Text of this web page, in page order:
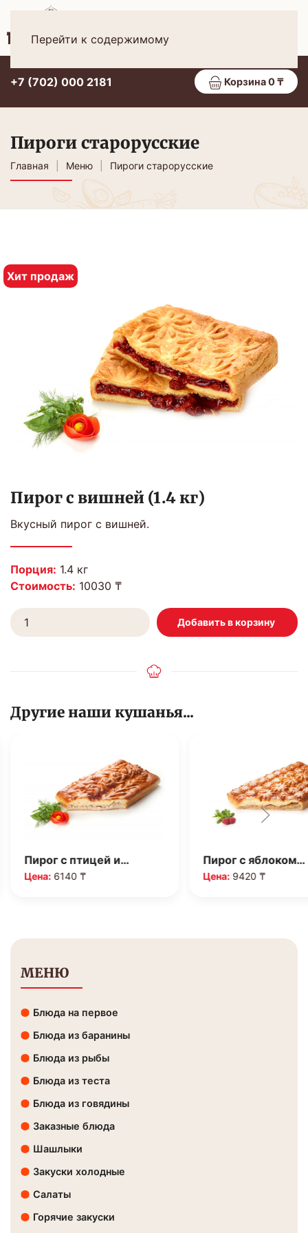
Перейти к содержимому
+7 (702) 000 2181 Корзина 0 ₸
Пироги старорусские
Главная Меню Пироги старорусские
Хит продаж
Пирог с вишней (1.4 кг)
Вкусный пирог с вишней.
Порция: 1.4 кг
Стоимость: 10030 ₸
Другие наши кушанья...
Пирог с птицей и…
Цена: 6140 ₸
Пирог с яблоком…
Цена:9420 ₸
МЕНЮ
Блюда на первое
Блюда из баранины
Блюда из рыбы
Блюда из теста
Блюда из говядины
Заказные блюда
Шашлыки
Закуски холодные
Салаты
Горячие закуски